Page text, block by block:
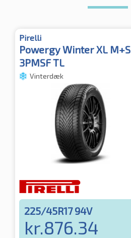
Pirelli
Powergy Winter XL M+S
3PMSF TL
Vinterdæk
225/45R17 94V
kr.876.34